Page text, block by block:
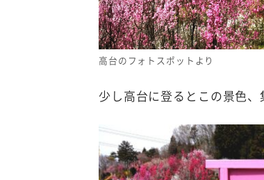
高台のフォトスポットより
少し高台に登るとこの景色、